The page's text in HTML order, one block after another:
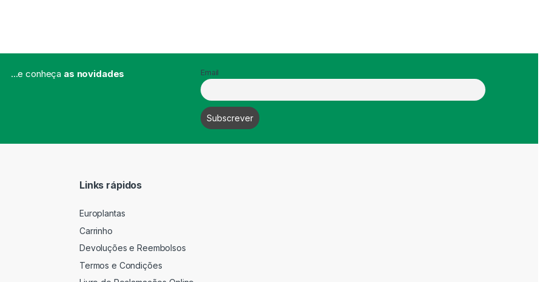
...e conheça as novidades Email
Links rápidos
Europlantas
Carrinho
Devoluções e Reembolsos
Termos e Condições